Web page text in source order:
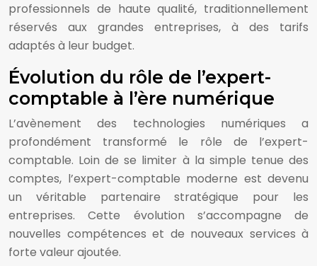
professionnels de haute qualité, traditionnellement
réservés aux grandes entreprises, à des tarifs
adaptés à leur budget.
Évolution du rôle de l’expert-
comptable à l’ère numérique
L’avènement des technologies numériques a
profondément transformé le rôle de l’expert-
comptable. Loin de se limiter à la simple tenue des
comptes, l’expert-comptable moderne est devenu
un véritable partenaire stratégique pour les
entreprises. Cette évolution s’accompagne de
nouvelles compétences et de nouveaux services à
forte valeur ajoutée.